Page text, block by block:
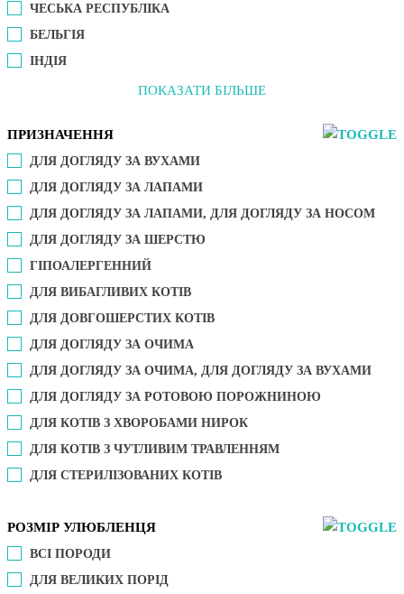
ЧЕСЬКА РЕСПУБЛІКА
БЕЛЬГІЯ
ІНДІЯ
ПОКАЗАТИ БІЛЬШЕ
ПРИЗНАЧЕННЯ
ДЛЯ ДОГЛЯДУ ЗА ВУХАМИ
ДЛЯ ДОГЛЯДУ ЗА ЛАПАМИ
ДЛЯ ДОГЛЯДУ ЗА ЛАПАМИ, ДЛЯ ДОГЛЯДУ ЗА НОСОМ
ДЛЯ ДОГЛЯДУ ЗА ШЕРСТЮ
ГІПОАЛЕРГЕННИЙ
ДЛЯ ВИБАГЛИВИХ КОТІВ
ДЛЯ ДОВГОШЕРСТИХ КОТІВ
ДЛЯ ДОГЛЯДУ ЗА ОЧИМА
ДЛЯ ДОГЛЯДУ ЗА ОЧИМА, ДЛЯ ДОГЛЯДУ ЗА ВУХАМИ
ДЛЯ ДОГЛЯДУ ЗА РОТОВОЮ ПОРОЖНИНОЮ
ДЛЯ КОТІВ З ХВОРОБАМИ НИРОК
ДЛЯ КОТІВ З ЧУТЛИВИМ ТРАВЛЕННЯМ
ДЛЯ СТЕРИЛІЗОВАНИХ КОТІВ
РОЗМІР УЛЮБЛЕНЦЯ
ВСІ ПОРОДИ
ДЛЯ ВЕЛИКИХ ПОРІД